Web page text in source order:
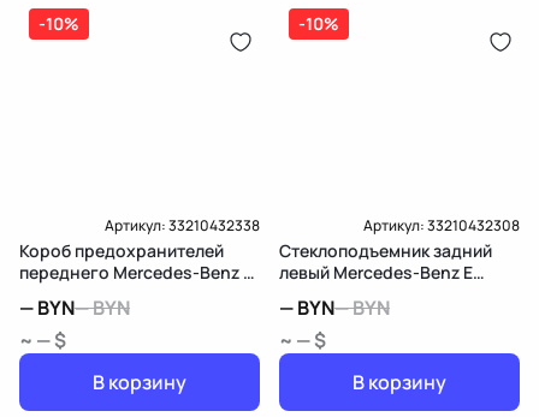
-10%
Артикул:33210432338
Короб предохранителей
переднего Mercedes-Benz E
—BYN—BYN
~ — $
В корзину
-10%
Артикул:33210432308
Стеклоподъемник задний
левый Mercedes-Benz E
—BYN—BYN
~ — $
В корзину